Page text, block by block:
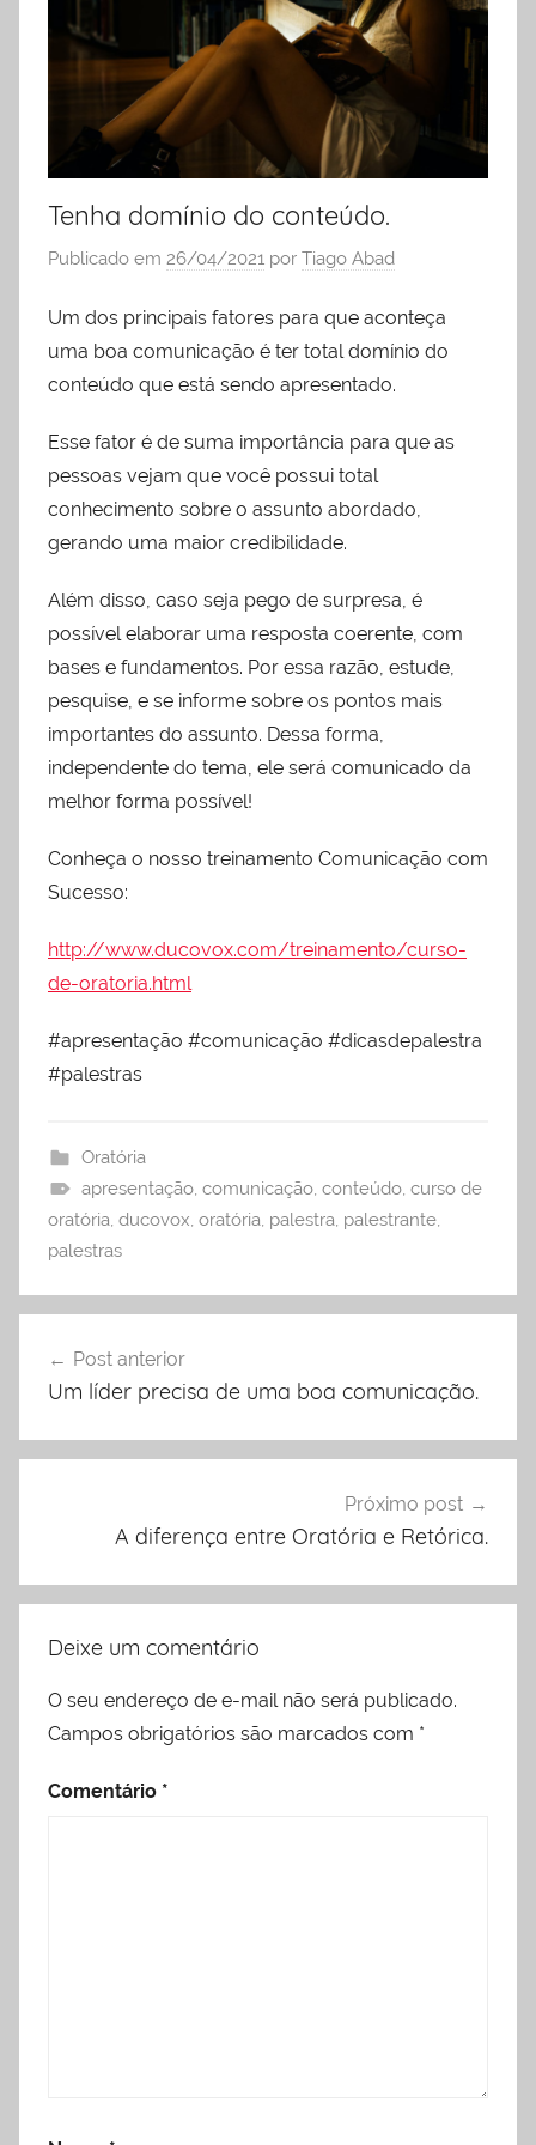
liderança
Tenha domínio do conteúdo.
Publicado em 26/04/2021 por Tiago Abad
Um dos principais fatores para que aconteça
uma boa comunicação é ter total domínio do
conteúdo que está sendo apresentado.
Esse fator é de suma importância para que as
pessoas vejam que você possui total
conhecimento sobre o assunto abordado,
gerando uma maior credibilidade.
Além disso, caso seja pego de surpresa, é
possível elaborar uma resposta coerente, com
bases e fundamentos. Por essa razão, estude,
pesquise, e se informe sobre os pontos mais
importantes do assunto. Dessa forma,
independente do tema, ele será comunicado da
melhor forma possível!
Conheça o nosso treinamento Comunicação com
Sucesso:
http://www.ducovox.com/treinamento/curso-
de-oratoria.html
#apresentação #comunicação #dicasdepalestra
#palestras
Oratória
apresentação, comunicação, conteúdo, curso de
oratória, ducovox, oratória, palestra, palestrante,
palestras
de
Post anterior
Um líder precisa de uma boa comunicação.
Próximo post
A diferença entre Oratória e Retórica.
Deixe um comentário
O seu endereço de e-mail não será publicado.
Campos obrigatórios são marcados com *
Comentário *